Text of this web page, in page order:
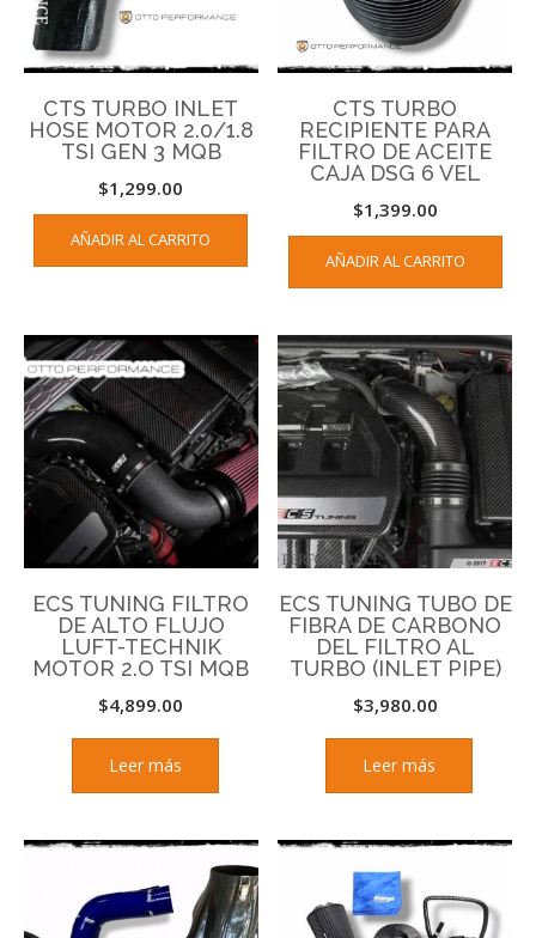
CTS TURBO INLET
HOSE MOTOR 2.0/1.8
TSI GEN 3 MQB
$1,299.00
AÑADIR AL CARRITO
CTS TURBO
RECIPIENTE PARA
FILTRO DE ACEITE
CAJA DSG 6 VEL
$1,399.00
AÑADIR AL CARRITO
ECS TUNING FILTRO
DE ALTO FLUJO
LUFT-TECHNIK
MOTOR 2.O TSI MQB
$4,899.00
Leer más
ECS TUNING TUBO DE
FIBRA DE CARBONO
DEL FILTRO AL
TURBO (INLET PIPE)
$3,980.00
Leer más